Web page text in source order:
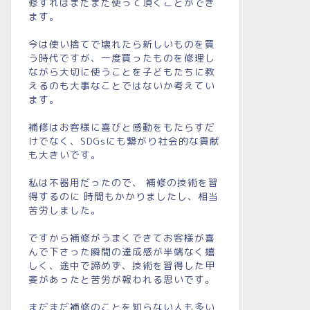
ます。
今は使い捨てで壊れたら新しいものを買
う時代ですが、一度買ったものを修理し
ながら大切に使うことを子どもたちに教
えるのも大事なことではないか考えてい
ます。
補修はお客様に喜びと感動をもたらすだ
けでなく、SDGsにも繋がり社会的な貢献
も大きいです。
私は不器用だったので、 補修の技術を習
得するのに 時間もかかりましたし、相当
苦労しました。
ですから補修がうまくできてお客様が喜
んで下さった瞬間の達成感が半端なく嬉
しく、途中で諦めず、技術を習得した甲
斐があったと苦労が報われる思いです。
まだまだ補修のことを知らない人も多い